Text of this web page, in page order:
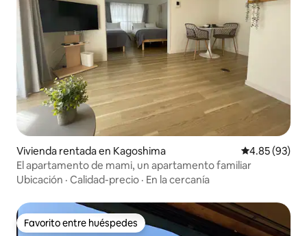
Vivienda rentada en Kagoshima Calificación
4.85 (93)
El apartamento de mami, un apartamento familiar
Ubicación · Calidad-precio · En la cercanía
Favorito entre huéspedes
Favorito entre huéspedes